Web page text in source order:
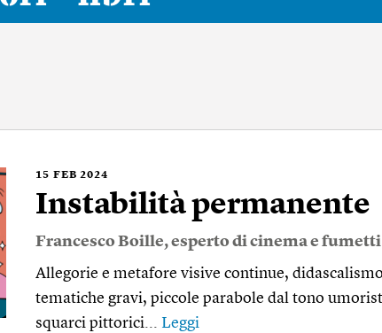
15 FEB 2024
Instabilità permanente
Francesco Boille, esperto di cinema e fumetti
Allegorie e metafore visive continue,
tematiche gravi, piccole parabole dal tono
squarci pittorici... Leggi